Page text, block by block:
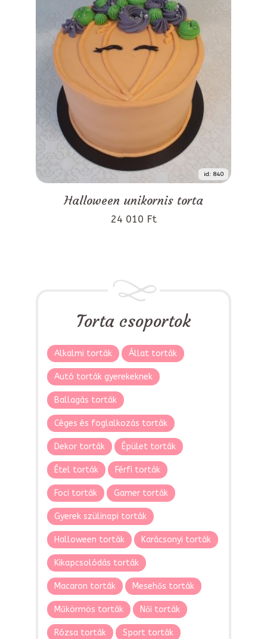
id: 840
Halloween unikornis torta
24 010 Ft
Torta csoportok
Alkalmi torták Állat torták
Autó torták gyerekeknek
Ballagás torták
Céges és foglalkozás torták
Dekor torták Épület torták
Étel torták Férfi torták
Foci torták Gamer torták
Gyerek szülinapi torták
Halloween torták Karácsonyi torták
Kikapcsolódás torták
Macaron torták Mesehős torták
Műkörmös torták Női torták
Rózsa torták Sport torták